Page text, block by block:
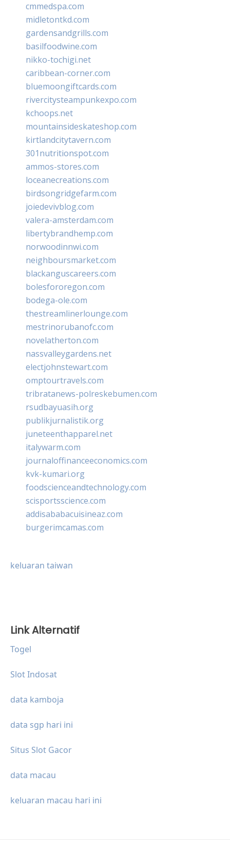
cmmedspa.com
midletontkd.com
gardensandgrills.com
basilfoodwine.com
nikko-tochigi.net
caribbean-corner.com
bluemoongiftcards.com
rivercitysteampunkexpo.com
kchoops.net
mountainsideskateshop.com
kirtlandcitytavern.com
301nutritionspot.com
ammos-stores.com
loceanecreations.com
birdsongridgefarm.com
joiedevivblog.com
valera-amsterdam.com
libertybrandhemp.com
norwoodinnwi.com
neighboursmarket.com
blackanguscareers.com
bolesfororegon.com
bodega-ole.com
thestreamlinerlounge.com
mestrinorubanofc.com
novelatherton.com
nassvalleygardens.net
electjohnstewart.com
omptourtravels.com
tribratanews-polreskebumen.com
rsudbayuasih.org
publikjurnalistik.org
juneteenthapparel.net
italywarm.com
journaloffinanceeconomics.com
kvk-kumari.org
foodscienceandtechnology.com
scisportsscience.com
addisababacuisineaz.com
burgerimcamas.com
keluaran taiwan
Link Alternatif
Togel
Slot Indosat
data kamboja
data sgp hari ini
Situs Slot Gacor
data macau
keluaran macau hari ini